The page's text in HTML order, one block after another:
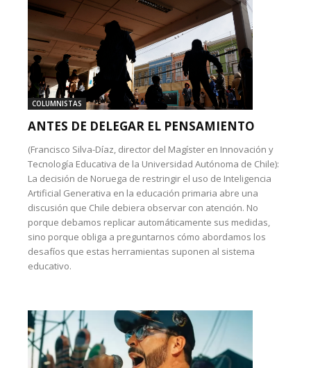
COLUMNISTAS
ANTES DE DELEGAR EL PENSAMIENTO
(Francisco Silva-Díaz, director del Magíster en Innovación y
Tecnología Educativa de la Universidad Autónoma de Chile):
La decisión de Noruega de restringir el uso de Inteligencia
Artificial Generativa en la educación primaria abre una
discusión que Chile debiera observar con atención. No
porque debamos replicar automáticamente sus medidas,
sino porque obliga a preguntarnos cómo abordamos los
desafíos que estas herramientas suponen al sistema
educativo.